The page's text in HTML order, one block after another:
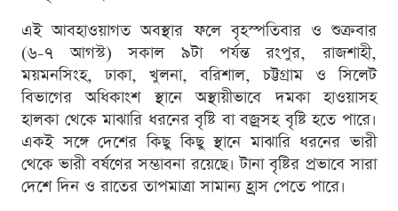
এই আবহাওয়াগত অবস্থার ফলে বৃহস্পতিবার ও শুক্রবার
(৬-৭ আগস্ট) সকাল ৯টা পর্যন্ত রংপুর, রাজশাহী,
ময়মনসিংহ, ঢাকা, খুলনা, বরিশাল, চট্টগ্রাম ও সিলেট
বিভাগের অধিকাংশ স্থানে অস্থায়ীভাবে দমকা হাওয়াসহ
হালকা থেকে মাঝারি ধরনের বৃষ্টি বা বজ্রসহ বৃষ্টি হতে পারে।
একই সঙ্গে দেশের কিছু কিছু স্থানে মাঝারি ধরনের ভারী
থেকে ভারী বর্ষণের সম্ভাবনা রয়েছে। টানা বৃষ্টির প্রভাবে সারা
দেশে দিন ও রাতের তাপমাত্রা সামান্য হ্রাস পেতে পারে।